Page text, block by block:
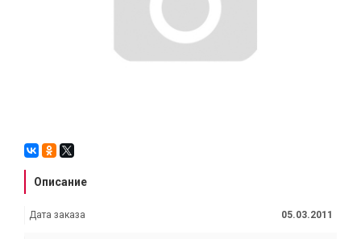
Описание
Дата заказа 05.03.2011